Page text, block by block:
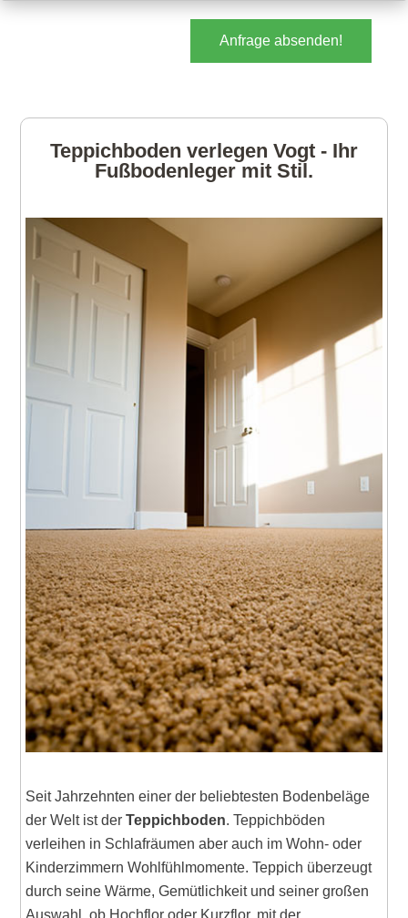
Anfrage absenden!
Teppichboden verlegen Vogt - Ihr
Fußbodenleger mit Stil.
Seit Jahrzehnten einer der beliebtesten Bodenbeläge
der Welt ist derTeppichboden. Teppichböden
verleihen in Schlafräumen aber auch im Wohn- oder
Kinderzimmern Wohlfühlmomente. Teppich überzeugt
durch seine Wärme, Gemütlichkeit und seiner großen
Auswahl, ob Hochflor oder Kurzflor, mit der